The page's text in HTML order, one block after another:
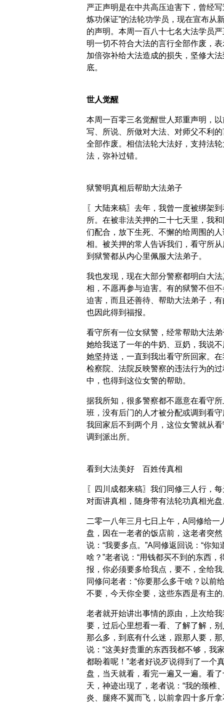
严正声明是在中共高压迫害下，曾经写
炼功保证”的法轮功学员，现在宣布从
的声明。本周一百八十七名大法学员严
明一切不符合大法的言行全部作废，表
加倍弥补给大法造成的损失，坚修大法
底。
世人觉醒
本周一百零三名觉醒世人郑重声明，以
写、所说、所做对大法、对师父不利的
全部作废。相信法轮大法好，支持法轮
法，弥补过错。
狱警明真相后帮助大法弟子
〖大陆来稿〗去年，我曾一度被绑架
所。在被非法关押的二十七天里，我
们配合，放下生死、不懈的给周围的人
相。被关押的常人告诉我们，看守所从
到狱警都从内心里佩服大法弟子。
我也发现，现在大部分警察都明白大法
相，不愿再参与迫害。有的狱警不但不
迫害，而且还善待、帮助大法弟子，有
也因此得到福报。
看守所有一位女狱警，经常帮助大法弟
她给我送了一年的牛奶、豆奶，我说不
她坚持送，一直到我出看守所回家。在
检察院、法院反映警察的违法行为的过
中，也得到这位女警的帮助。
据我所知，很多警察都不愿意在看守所
班，没有后门的人才被分配或调到看守
我回家后不到两个月，这位女警就从看
调到派出所。
看到大法美好 百姓传真相
〖四川成都来稿〗我们同修三人行，
对面讲真相，随身带有法轮功真相光盘
二零一八年三月七日上午，A同修给一
盘，因在一老者的饭店前，这老者突然
说：“我要多点。”A同修返回说：“你知
啥？”老者说：“用钱都买不到的东西，
报，你必须要多给我点，要不，全给我
同修问老者：“你要那么多干啥？以前
不要，今天你全要，这些东西是有主的
老者就开始讲出事情的原由，上次给我
要，过后心里想看一看、了解了解，别
那么多，到底有什么迷，跟那人要，那
说：“这美好贵重的东西我都不够，我
都盼着呢！”老者好说歹说得到了一个
盘，当天就看，看完一遍又一遍。看了
天，神迹出现了，老者说：“我的颈椎
炎、腿疼不翼而飞，以前拿四十多斤拿